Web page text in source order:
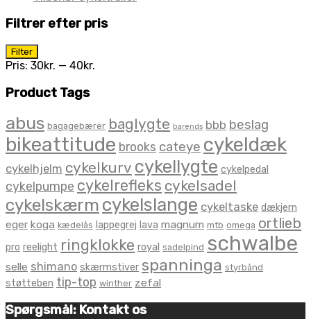
Filtrer efter pris
Mindste
pris
Højeste
pris
Filter
Pris: 30kr. — 40kr.
Product Tags
abus bagagebærer baglygte barends bbb beslag
bikeattitude brooks cateye cykeldæk
cykelhjelm cykelkurv cykellygte cykelpedal
cykelpumpe cykelrefleks cykelsadel
cykelskærm cykelslange cykeltaske dækjern
eger koga kædelås lappegrej lava magnum mtb omega ortlieb
pro reelight ringklokke royal sadelpind schwalbe
selle shimano skærmstiver spanninga styrbånd
støtteben tip-top winther zefal
Spørgsmål: Kontakt os